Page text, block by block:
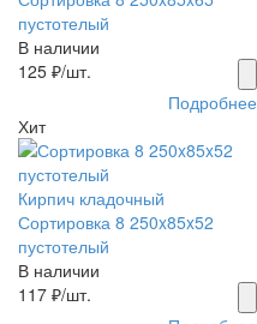
пустотелый
В наличии
125 ₽/шт.
Подробнее
Хит
Кирпич кладочный
Сортировка 8 250x85x52
пустотелый
В наличии
117 ₽/шт.